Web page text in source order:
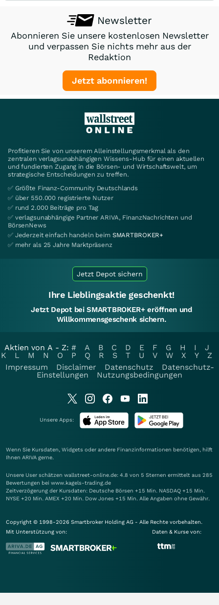
Newsletter
Abonnieren Sie unsere kostenlosen Newsletter
und verpassen Sie nichts mehr aus der
Redaktion
Jetzt abonnieren!
Profitieren Sie von unserem Alleinstellungsmerkmal als den
zentralen verlagsunabhängigen Wissens-Hub für einen aktuellen
und fundierten Zugang in die Börsen- und Wirtschaftswelt, um
strategische Entscheidungen zu treffen.
✅ Größte Finanz-Community Deutschlands
✅ über 550.000 registrierte Nutzer
✅ rund 2.000 Beiträge pro Tag
✅ verlagsunabhängige Partner ARIVA, FinanzNachrichten und
BörsenNews
✅ Jederzeit einfach handeln beim SMARTBROKER+
✅ mehr als 25 Jahre Marktpräsenz
Jetzt Depot sichern
Ihre Lieblingsaktie geschenkt!
Jetzt Depot bei SMARTBROKER+ eröffnen und
Willkommensgeschenk sichern.
Aktien von A - Z: # A B C D E F G H I
J
K
L M N O P Q R S T U V W X Y
Z
Impressum
Disclaimer Datenschutz
Datenschutz-
Einstellungen
Nutzungsbedingungen
Unsere Apps:
Wenn Sie Kursdaten, Widgets oder andere Finanzinformationen benötigen, hilft
Ihnen ARIVA gerne.
Unsere User schätzen wallstreet-online.de: 4.8 von 5 Sternen ermittelt aus 285
Bewertungen bei www.kagels-trading.de
Zeitverzögerung der Kursdaten: Deutsche Börsen +15 Min. NASDAQ +15 Min.
NYSE +20 Min. AMEX +20 Min. Dow Jones +15 Min. Alle Angaben ohne Gewähr.
Copyright © 1998-2026 Smartbroker Holding AG - Alle Rechte vorbehalten.
Mit Unterstützung von:
Daten & Kurse von: